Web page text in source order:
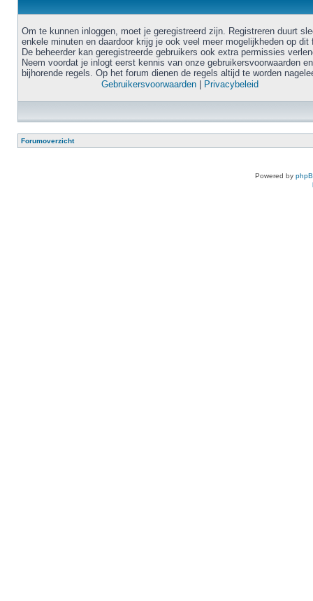
Om te kunnen inloggen, moet je geregistreerd zijn. Registreren duurt
enkele minuten en daardoor krijg je ook veel meer mogelijkheden op dit
De beheerder kan geregistreerde gebruikers ook extra permissies
Neem voordat je inlogt eerst kennis van onze gebruikersvoorwaarden en
bijhorende regels. Op het forum dienen de regels altijd te worden
Gebruikersvoorwaarden
Privacybeleid
Forumoverzicht
Powered by